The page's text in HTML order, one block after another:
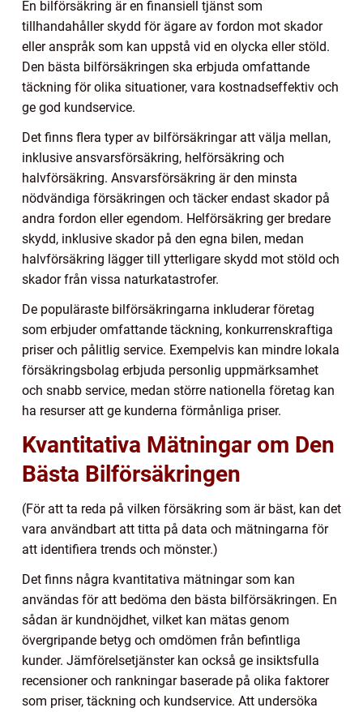
En bilförsäkring är en finansiell tjänst som
tillhandahåller skydd för ägare av fordon mot skador
eller anspråk som kan uppstå vid en olycka eller stöld.
Den bästa bilförsäkringen ska erbjuda omfattande
täckning för olika situationer, vara kostnadseffektiv och
ge god kundservice.
Det finns flera typer av bilförsäkringar att välja mellan,
inklusive ansvarsförsäkring, helförsäkring och
halvförsäkring. Ansvarsförsäkring är den minsta
nödvändiga försäkringen och täcker endast skador på
andra fordon eller egendom. Helförsäkring ger bredare
skydd, inklusive skador på den egna bilen, medan
halvförsäkring lägger till ytterligare skydd mot stöld och
skador från vissa naturkatastrofer.
De populäraste bilförsäkringarna inkluderar företag
som erbjuder omfattande täckning, konkurrenskraftiga
priser och pålitlig service. Exempelvis kan mindre lokala
försäkringsbolag erbjuda personlig uppmärksamhet
och snabb service, medan större nationella företag kan
ha resurser att ge kunderna förmånliga priser.
Kvantitativa Mätningar om Den
Bästa Bilförsäkringen
(För att ta reda på vilken försäkring som är bäst, kan det
vara användbart att titta på data och mätningarna för
att identifiera trends och mönster.)
Det finns några kvantitativa mätningar som kan
användas för att bedöma den bästa bilförsäkringen. En
sådan är kundnöjdhet, vilket kan mätas genom
övergripande betyg och omdömen från befintliga
kunder. Jämförelsetjänster kan också ge insiktsfulla
recensioner och rankningar baserade på olika faktorer
som priser, täckning och kundservice. Att undersöka